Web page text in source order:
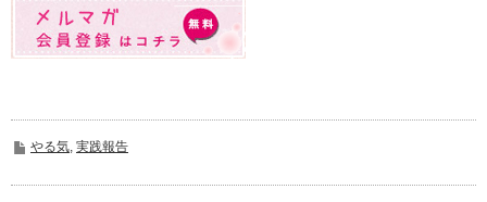
やる気, 実践報告